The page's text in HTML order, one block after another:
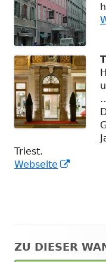
Triest.
Webseite
Haupt-
ZU DIESER